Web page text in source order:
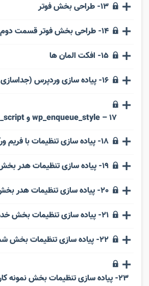
13- طراحی بخش فوتر
14- طراحی بخش فوتر قسمت دوم
15- افکت المان ها
16- پیاده سازی وردپرس (جداسازی فایل ها)
17 – wp_enqueue_style و wp_enqueue_script
18- پیاده سازی تنظیمات با فریم ورک CMB2
19- پیاده سازی تنظیمات هدر بخش 1
20- پیاده سازی تنظیمات هدر بخش 2
21- پیاده سازی تنظیمات بخش خدمات
22- پیاده سازی تنظیمات بخش شمارنده
23- پیاده سازی تنظیمات بخش نمونه کارها و شرکت ها